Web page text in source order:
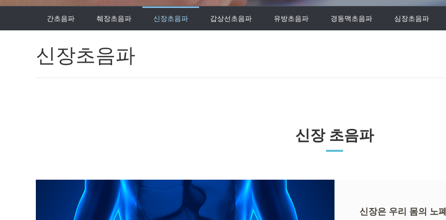
간초음파 췌장초음파 신장초음파 갑상선초음파 유방초음파 경동맥초음파 심장초음파
신장초음파
신장 초음파
신장은 우리 몸의 노